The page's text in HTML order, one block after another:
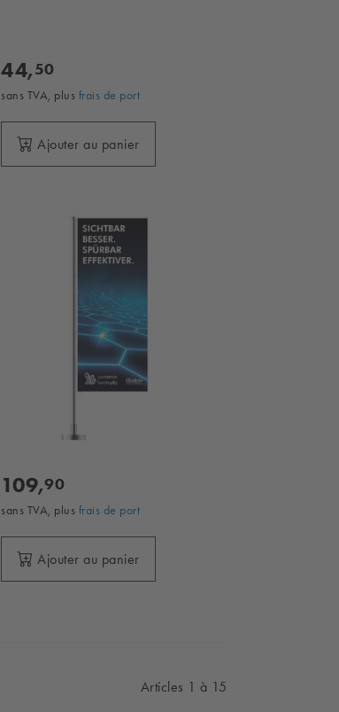
44,50
sans TVA, plus frais de port
Ajouter au panier
109,90
sans TVA, plus frais de port
Ajouter au panier
Articles 1 à 15